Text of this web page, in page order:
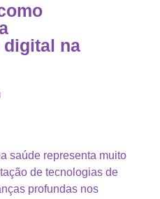
na
saúde representa muito
de tecnologias de
profundas nos